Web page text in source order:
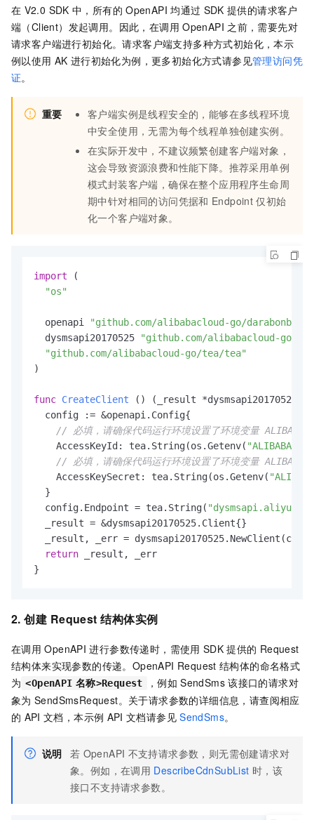
在 V2.0 SDK 中，所有的 OpenAPI 均通过 SDK 提供的请求客户
端（Client）发起调用。因此，在调用 OpenAPI 之前，需要先对
请求客户端进行初始化。请求客户端支持多种方式初始化，本示
例以使用 AK 进行初始化为例，更多初始化方式请参见管理访问凭
证。
重要
客户端实例是线程安全的，能够在多线程环境
中安全使用，无需为每个线程单独创建实例。
在实际开发中，不建议频繁创建客户端对象，
这会导致资源浪费和性能下降。推荐采用单例
模式封装客户端，确保在整个应用程序生命周
期中针对相同的访问凭据和 Endpoint 仅初始
化一个客户端对象。
import (
"os"
  openapi
"github.com/alibabacloud-go/darabonba-
  dysmsapi20170525
"github.com/alibabacloud-go/
"github.com/alibabacloud-go/tea/tea"
)
func CreateClient ()
(_result
  config := &openapi.Config{
// 必填，请确保代码运行环境设置了环境变量
    AccessKeyId: tea.String(os.Getenv(
// 必填，请确保代码运行环境设置了环境变量
    AccessKeySecret: tea.String(os.Getenv(
  }
  config.Endpoint = tea.String(
  _result = &dysmsapi20170525.Client{}
_result, _err =
return _result, _err
}
2. 创建 Request 结构体实例
在调用 OpenAPI 进行参数传递时，需使用 SDK 提供的 Request
结构体来实现参数的传递。OpenAPI Request 结构体的命名格式
为 <OpenAPI 名称>Request ，例如 SendSms 该接口的请求对
象为 SendSmsRequest。关于请求参数的详细信息，请查阅相应
的 API 文档，本示例 API 文档请参见 SendSms。
说明 若 OpenAPI 不支持请求参数，则无需创建请求对
象。例如，在调用 DescribeCdnSubList 时，该
接口不支持请求参数。